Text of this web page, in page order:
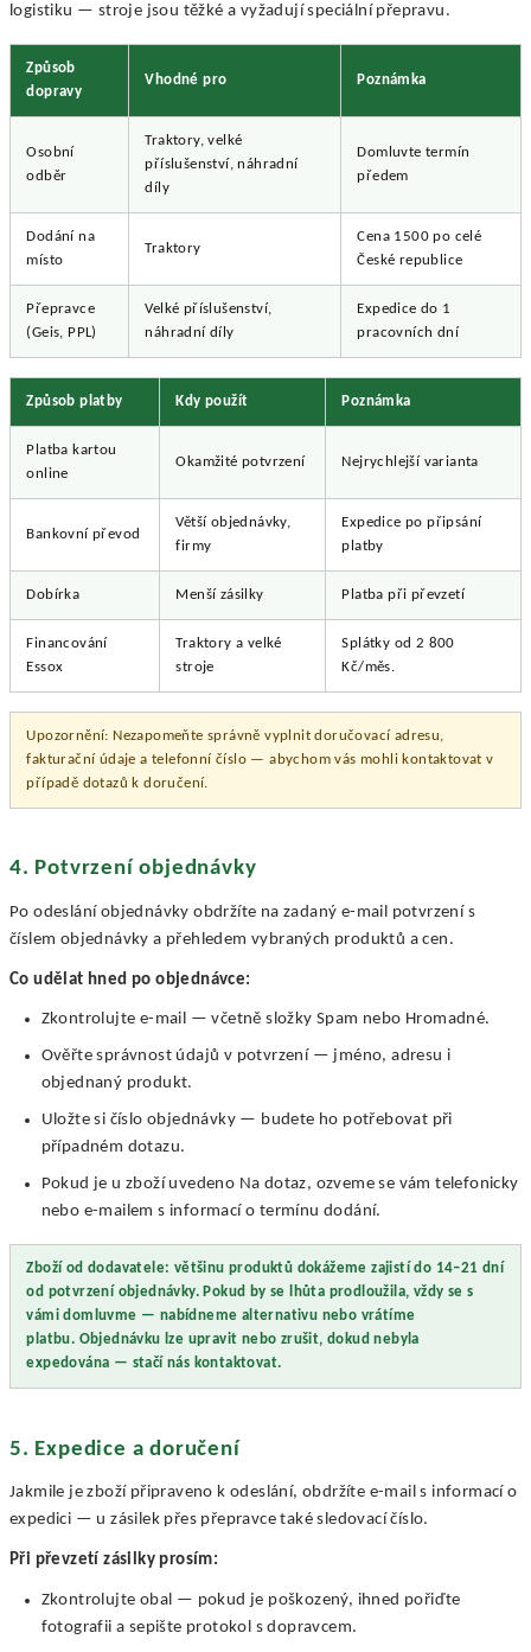
logistiku — stroje jsou těžké a vyžadují speciální přepravu.
Způsob
dopravy
Vhodné pro Poznámka
Osobní
odběr
Traktory, velké
příslušenství, náhradní
díly
Domluvte termín
předem
Dodání na
místo
Traktory
Cena 1500 po celé
České republice
Přepravce
(Geis, PPL)
Velké příslušenství,
náhradní díly
Expedice do 1
pracovních dní
Způsob platby Kdy použít Poznámka
Platba kartou
online
Okamžité potvrzení Nejrychlejší varianta
Bankovní převod
Větší objednávky,
firmy
Expedice po připsání
platby
Dobírka Menší zásilky Platba při převzetí
Financování
Essox
Traktory a velké
stroje
Splátky od 2 800
Kč/měs.
Upozornění: Nezapomeňte správně vyplnit doručovací adresu,
fakturační údaje a telefonní číslo — abychom vás mohli kontaktovat v
případě dotazů k doručení.
4. Potvrzení objednávky
Po odeslání objednávky obdržíte na zadaný e-mail potvrzení s
číslem objednávky a přehledem vybraných produktů a cen.
Co udělat hned po objednávce:
Zkontrolujte e-mail — včetně složky Spam nebo Hromadné.
Ověřte správnost údajů v potvrzení — jméno, adresu i
objednaný produkt.
Uložte si číslo objednávky — budete ho potřebovat při
případném dotazu.
Pokud je u zboží uvedeno Na dotaz, ozveme se vám telefonicky
nebo e-mailem s informací o termínu dodání.
Zboží od dodavatele: většinu produktů dokážeme zajistí do 14–21 dní
od potvrzení objednávky. Pokud by se lhůta prodloužila, vždy se s
vámi domluvme — nabídneme alternativu nebo vrátíme
platbu. Objednávku lze upravit nebo zrušit, dokud nebyla
expedována — stačí nás kontaktovat.
5. Expedice a doručení
Jakmile je zboží připraveno k odeslání, obdržíte e-mail s informací o
expedici — u zásilek přes přepravce také sledovací číslo.
Při převzetí zásilky prosím:
Zkontrolujte obal — pokud je poškozený, ihned pořiďte
fotografii a sepište protokol s dopravcem.